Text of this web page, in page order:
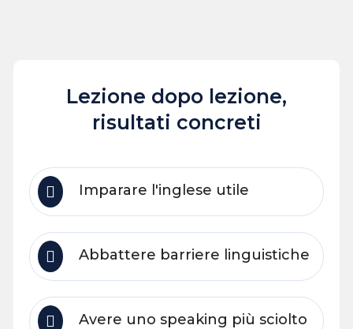
Lezione dopo lezione,
risultati concreti
Imparare l'inglese utile
Abbattere barriere linguistiche
Avere uno speaking più sciolto